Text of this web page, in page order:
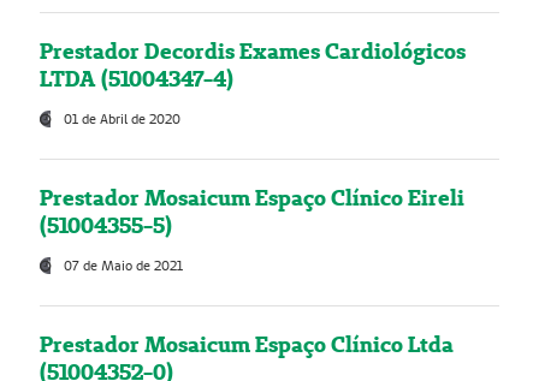
Prestador Decordis Exames Cardiológicos
LTDA (51004347-4)
01 de Abril de 2020
Prestador Mosaicum Espaço Clínico Eireli
(51004355-5)
07 de Maio de 2021
Prestador Mosaicum Espaço Clínico Ltda
(51004352-0)